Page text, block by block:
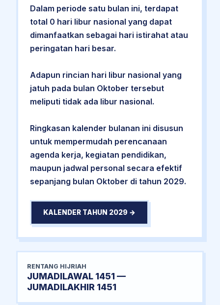
Dalam periode satu bulan ini, terdapat
total 0 hari libur nasional yang dapat
dimanfaatkan sebagai hari istirahat atau
peringatan hari besar.
Adapun rincian hari libur nasional yang
jatuh pada bulan Oktober tersebut
meliputi tidak ada libur nasional.
Ringkasan kalender bulanan ini disusun
untuk mempermudah perencanaan
agenda kerja, kegiatan pendidikan,
maupun jadwal personal secara efektif
sepanjang bulan Oktober di tahun 2029.
KALENDER TAHUN 2029 →
RENTANG HIJRIAH
JUMADILAWAL 1451 —
JUMADILAKHIR 1451